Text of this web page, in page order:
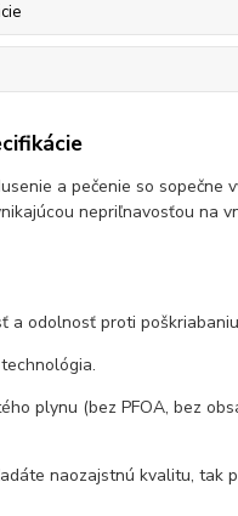
a pečenie so sopečne
nepriľnavosťou na
a odolnosť proti
plynu (bez PFOA, bez
naozajstnú kvalitu, tak